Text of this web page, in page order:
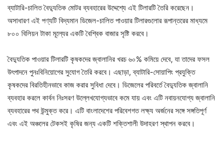
ব্যাটারি-চালিত বৈদ্যুতিক মোটর ব্যবহারের উদ্দেশ্যে এই টিলারটি তৈরি করেছেন।
অসাধারণ এই পণ্যটি বিদ্যমান ডিজেল-চালিত পাওয়ার টিলারগুলোর রূপান্তরের মাধ্যমে
৮০০ বিলিয়ন টাকা মূল্যের একটি বৈশ্বিক বাজার সৃষ্টি করবে।
বৈদ্যুতিক পাওয়ার টিলারটি কৃষকদের জ্বালানির খরচ ৬০% কমিয়ে দেবে, যা তাদের ফসল
উৎপাদনে পুনঃবিনিয়োগের সুযোগ তৈরি করবে। এছাড়া, ব্যাটারি-সোয়াপিং প্রযুক্তি
কৃষকদের বিরতিহীনভাবে কাজ করার সুবিধা দেবে। ডিজেলের পরিবর্তে বৈদ্যুতিক জ্বালানি
ব্যবহার করলে কার্বন নিঃসরণ উল্লেখযোগ্যভাবে কমে যায় এবং এটি নবায়নযোগ্য জ্বালানি
ব্যবহারের পথ উন্মুক্ত করে। এটি বাংলাদেশের পরিবেশগত লক্ষ্য অর্জনের সঙ্গে সঙ্গতিপূর্ণ
এবং এই অঞ্চলের টেকসই কৃষির জন্য একটি শক্তিশালী উদাহরণ স্থাপন করবে।